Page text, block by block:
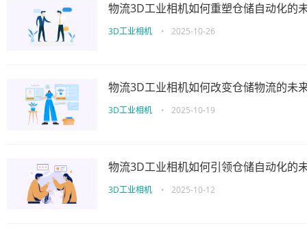
物流3D工业相机如何重塑仓储自动化的
3D工业相机 • 2025-10-26
物流3D工业相机如何改变仓储物流的未
3D工业相机 • 2025-10-19
物流3D工业相机如何引领仓储自动化的
3D工业相机 • 2025-10-12